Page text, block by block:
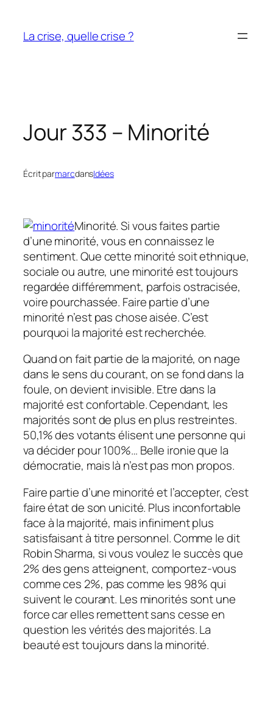
contenu
La crise, quelle crise ?
Jour 333 – Minorité
Écrit parmarcdansIdées
Minorité. Si vous faites partie
d’une minorité, vous en connaissez le
sentiment. Que cette minorité soit ethnique,
sociale ou autre, une minorité est toujours
regardée différemment, parfois ostracisée,
voire pourchassée. Faire partie d’une
minorité n’est pas chose aisée. C’est
pourquoi la majorité est recherchée.
Quand on fait partie de la majorité, on nage
dans le sens du courant, on se fond dans la
foule, on devient invisible. Etre dans la
majorité est confortable. Cependant, les
majorités sont de plus en plus restreintes.
50,1% des votants élisent une personne qui
va décider pour 100%… Belle ironie que la
démocratie, mais là n’est pas mon propos.
Faire partie d’une minorité et l’accepter, c’est
faire état de son unicité. Plus inconfortable
face à la majorité, mais infiniment plus
satisfaisant à titre personnel. Comme le dit
Robin Sharma, si vous voulez le succès que
2% des gens atteignent, comportez-vous
comme ces 2%, pas comme les 98% qui
suivent le courant. Les minorités sont une
force car elles remettent sans cesse en
question les vérités des majorités. La
beauté est toujours dans la minorité.